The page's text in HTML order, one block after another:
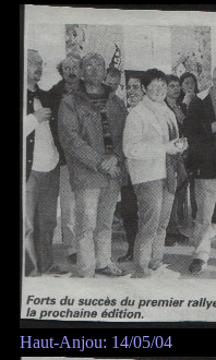
Haut-Anjou: 14/05/04